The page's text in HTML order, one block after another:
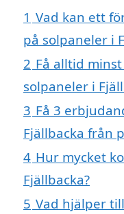
1 Vad kan ett
på solpaneler i
2 Få alltid
solpaneler i
3 Få 3
Fjällbacka från
4 Hur mycket
Fjällbacka?
5 Vad hjälper